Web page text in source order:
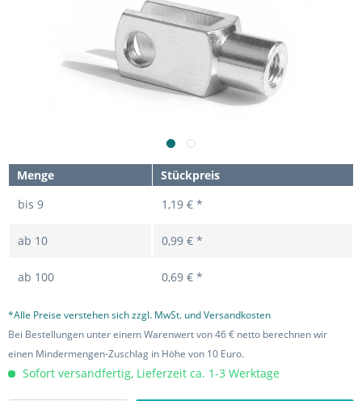
Menge
Stückpreis
bis 9 1,19 € *
ab 10 0,99 € *
ab 100 0,69 € *
*Alle Preise verstehen sich zzgl. MwSt. und Versandkosten
Bei Bestellungen unter einem Warenwert von 46 € netto berechnen wir
einen Mindermengen-Zuschlag in Höhe von 10 Euro.
Sofort versandfertig, Lieferzeit ca. 1-3 Werktage